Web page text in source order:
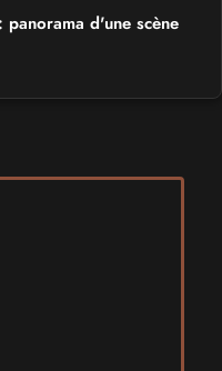
panorama d'une scène